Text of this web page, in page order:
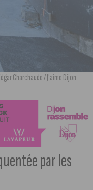
Charchaude / J'aime Dijon
par les